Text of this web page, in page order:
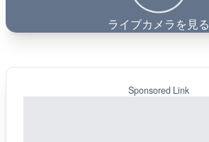
ライブカメラを見る
Sponsored Link